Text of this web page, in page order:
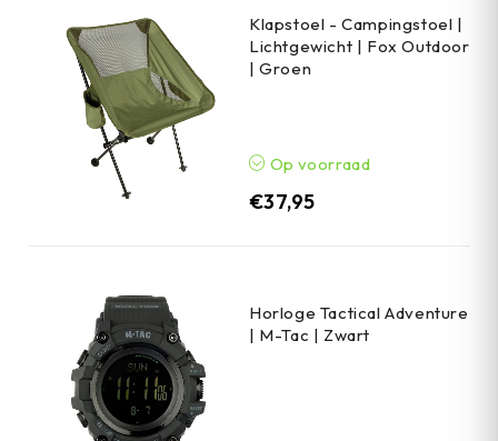
Klapstoel - Campingstoel |
Lichtgewicht | Fox Outdoor
| Groen
Op voorraad
€37,95
Horloge Tactical Adventure
| M-Tac | Zwart